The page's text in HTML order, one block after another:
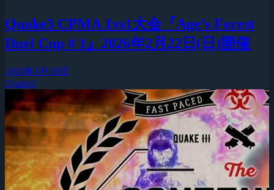
Quake3 CPMA 1vs1大会『Age’s Forest
Duel Cup # 1』2026年2月22日(日)開催
2026年1月30日
Quake3